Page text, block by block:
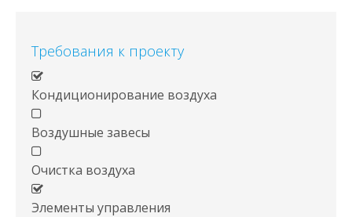
Требования к проекту
Кондиционирование воздуха
Воздушные завесы
Очистка воздуха
Элементы управления